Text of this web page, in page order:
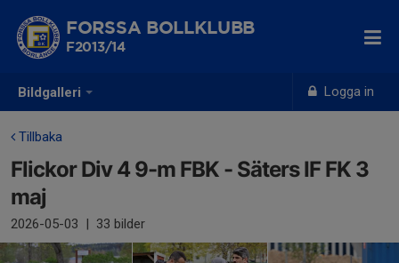
Bildgalleri Logga in
FORSSA BOLLKLUBB
F2013/14
Tillbaka
Flickor Div 4 9-m FBK - Säters IF FK 3
maj
2026-05-03 | 33 bilder